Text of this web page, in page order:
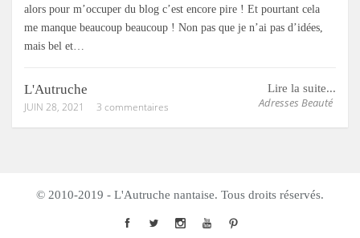
alors pour m’occuper du blog c’est encore pire ! Et pourtant cela
me manque beaucoup beaucoup ! Non pas que je n’ai pas d’idées,
mais bel et…
Lire la suite...
Adresses Beauté
L'Autruche
JUIN 28, 2021 3 commentaires
© 2010-2019 - L'Autruche nantaise. Tous droits réservés.